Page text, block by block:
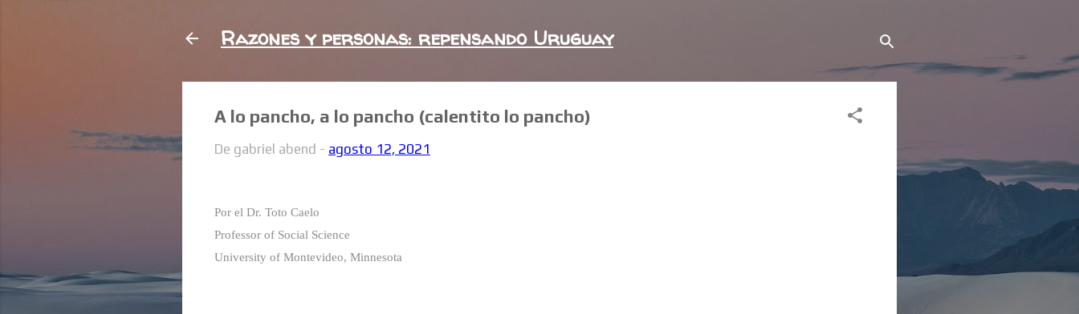
Razones y personas: repensando Uruguay
A lo pancho, a lo pancho (calentito lo pancho)
De gabriel abend - agosto 12, 2021
Por el Dr. Toto Caelo
Professor of Social Science
University of Montevideo, Minnesota